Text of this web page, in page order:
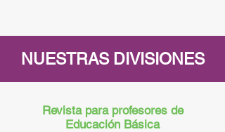
NUESTRAS DIVISIONES
Revista para profesores de
Educación Básica